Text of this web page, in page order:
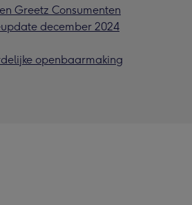
Greetz Consumenten
december 2024
openbaarmaking